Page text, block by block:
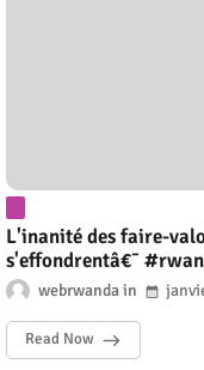
L'inanité des faire-
s'effondrentâ€¯
webrwanda
Read Now